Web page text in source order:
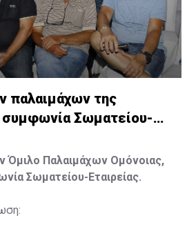
παλαιμάχων της
συμφωνία Σωματείου-
Όμιλο Παλαιμάχων Ομόνοιας,
Σωματείου-Εταιρείας.